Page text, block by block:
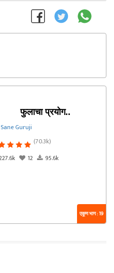
फुलाचा प्रयोग..
Sane Guruji
(70.3k)
12 95.6k
एकूण भाग : 19